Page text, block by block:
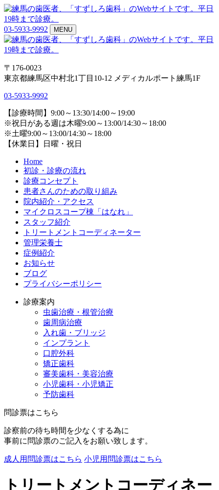
03-5933-9992 MENU
〒176-0023
東京都練馬区中村北1丁目10-12 メディカルポート練馬1F
03-5933-9992
【診療時間】9:00～13:30/14:00～19:00
※祝日がある週は木曜9:00～13:00/14:30～18:00
※土曜9:00～13:00/14:30～18:00
【休業日】日曜・祝日
Home
初診・診療の流れ
診療コンセプト
患者さんのための取り組み
院内紹介・アクセス
マイクロスコープ棟「はなれ」
スタッフ紹介
トリートメントコーディネーター
管理栄養士
症例紹介
お知らせ
ブログ
プライバシーポリシー
診療案内
虫歯治療・根管治療
歯周病治療
入れ歯・ブリッジ
インプラント
口腔外科
矯正歯科
審美歯科・美容治療
小児歯科・小児矯正
予防歯科
問診票はこちら
診察前の待ち時間を少なくする為に
事前に問診票のご記入をお願い致します。
成人用問診票はこちら 小児用問診票はこちら
トリートメントコーディネー